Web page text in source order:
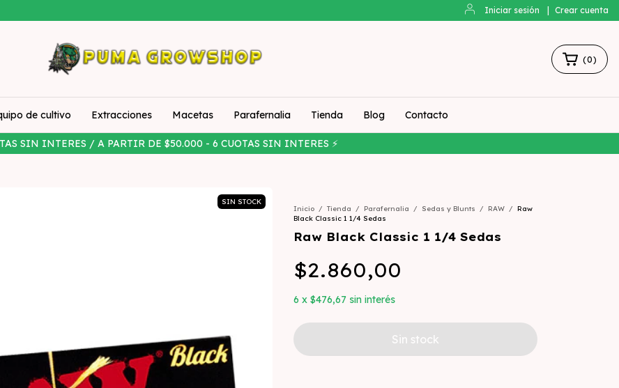
Iniciar sesión Crear cuenta
SIN INTERES / A PARTIR DE $50.000 - 6 CUOTAS SIN INTERES ⚡
(0)
de cultivo Extracciones Macetas Parafernalia Tienda Blog Contacto
SIN STOCK
Inicio / Tienda / Parafernalia / Sedas y Blunts / RAW / Raw
Black Classic 1 1/4 Sedas
Raw Black Classic 1 1/4 Sedas
$2.860,00
6 x $476,67 sin interés